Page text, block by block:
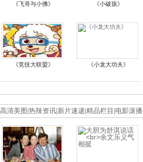
《飞哥与小佛》 《小破孩》
《竞技大联盟》 《小龙大功夫》
高清美图 热辣资讯 新片速递 精品栏目 电影滚播